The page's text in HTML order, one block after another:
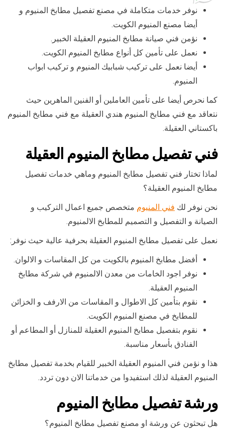
نوفر خدمات متكاملة في مصنع تفصيل مطابخ المنيوم و
أيضا مصنع المنيوم الكويت.
نؤمن فني صيانة مطابخ المنيوم العقيلة الخبير.
نعمل على تأمين كل أنواع مطابخ المنيوم الكويت.
أيضا نعمل على تركيب شبابيك المنيوم و تركيب ابواب
المنيوم.
كما نحرص أيضا على تأمين العاملين أو الفنين الماهرين حيث
نتعاقد مع فني مطابخ المنيوم هندي العقيلة مع فني مطابخ المنيوم
باكستاني العقيلة.
فني تفصيل مطابخ المنيوم العقيلة
لماذا تختار فني تفصيل مطابخ المنيوم وماهي خدمات تفصيل
مطابخ المنيوم العقيلة؟
نحن نوفر لك فني المنيوم متخصص جميع اعمال التركيب و
الصيانة و التفصيل و التصميم للمطابخ الالمنيوم.
نعمل على تفصيل مطابخ المنيوم العقيلة بحرفية عالية حيث نوفر:
أفضل مطابخ المنيوم بالكويت من كل المقاسات و الالوان.
نوفر اجود الخامات من معدن الالمنيوم في شركة مطابخ
المنيوم العقيلة.
نقوم بتأمين كل الاطوال و المقاسات من الارفف و الخزائن
للمطابخ في مصنع المنيوم الكويت.
نقوم بتفصيل مطابخ المنيوم العقيلة للمنازل أو المطاعم أو
الفنادق بأسعار مناسبة.
هذا و نؤمن فني المنيوم العقيلة الخبير للقيام بخدمة تفصيل مطابخ
المنيوم العقيلة لذلك استفيدوا من خدماتنا الان دون تردد.
ورشة تفصيل مطابخ المنيوم
هل تبحثون عن ورشة او مصنع تفصيل مطابخ المنيوم؟